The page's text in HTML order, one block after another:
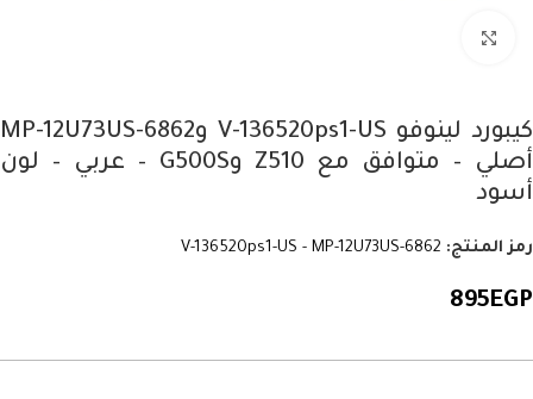
كيبورد لينوفو V-136520ps1-US وMP-12U73US-6862
أصلي – متوافق مع Z510 وG500S – عربي – لون
أسود
رمز المنتج: V-136520ps1-US - MP-12U73US-6862
895EGP